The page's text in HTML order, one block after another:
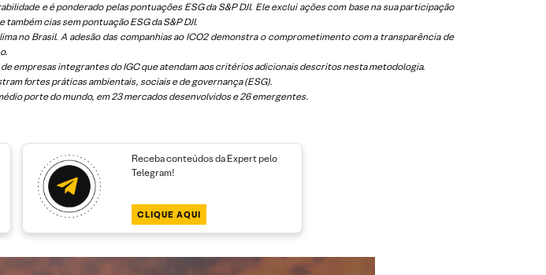
e é ponderado pelas pontuações ESG da S&P DJI. Ele exclui ações com base na sua participação
cias sem pontuação ESG da S&P DJI.
no Brasil. A adesão das companhias ao ICO2 demonstra o comprometimento com a transparência de
empresas integrantes do IGC que atendam aos critérios adicionais descritos nesta metodologia.
fortes práticas ambientais, sociais e de governança (ESG).
porte do mundo, em 23 mercados desenvolvidos e 26 emergentes.
Receba conteúdos da Expert pelo
Telegram!
CLIQUE AQUI